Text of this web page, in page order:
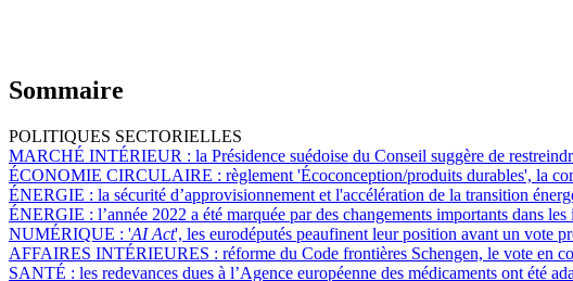
Sommaire
POLITIQUES SECTORIELLES
MARCHÉ INTÉRIEUR : la Présidence suédoise du Conseil suggère de
ÉCONOMIE CIRCULAIRE : règlement 'Écoconception/produits durables', la
ÉNERGIE : la sécurité d’approvisionnement et l'accélération de la transition
ÉNERGIE : l’année 2022 a été marquée par des changements importants dans
NUMÉRIQUE : 'AI Act', les eurodéputés peaufinent leur position avant un vote
AFFAIRES INTÉRIEURES : réforme du Code frontières Schengen, le vote en
SANTÉ : les redevances dues à l’Agence européenne des médicaments ont été